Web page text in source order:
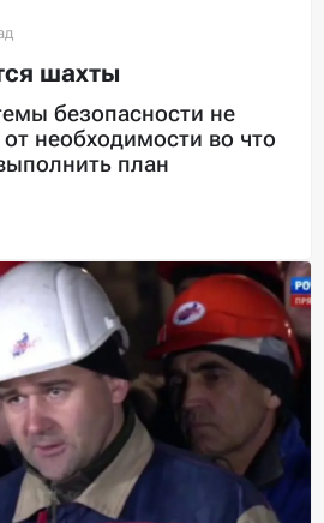
шахты
безопасности не
необходимости во что
план